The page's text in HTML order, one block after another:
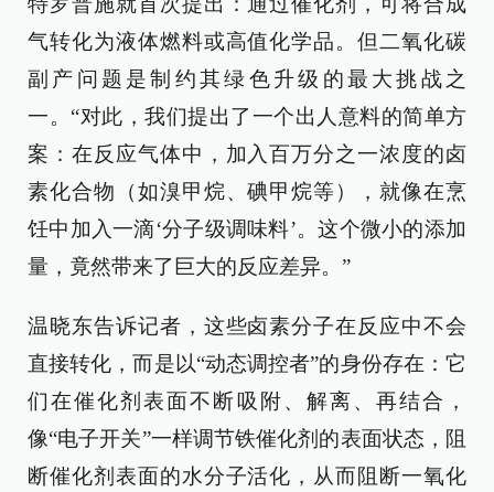
气转化为液体燃料或高值化学品。但二氧化碳
副产问题是制约其绿色升级的最大挑战之
一。“对此，我们提出了一个出人意料的简单方
案：在反应气体中，加入百万分之一浓度的卤
素化合物（如溴甲烷、碘甲烷等），就像在烹
饪中加入一滴‘分子级调味料’。这个微小的添加
量，竟然带来了巨大的反应差异。”
温晓东告诉记者，这些卤素分子在反应中不会
直接转化，而是以“动态调控者”的身份存在：它
们在催化剂表面不断吸附、解离、再结合，
像“电子开关”一样调节铁催化剂的表面状态，阻
断催化剂表面的水分子活化，从而阻断一氧化